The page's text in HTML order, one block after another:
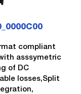
compliant
asssymetric
of DC
losses,Split